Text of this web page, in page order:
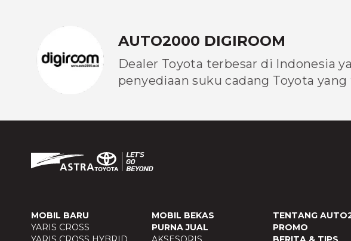
AUTO2000 DIGIROOM
Dealer Toyota terbesar di Indonesia
penyediaan suku cadang Toyota
MOBIL BARU
YARIS CROSS
MOBIL BEKAS
PURNA JUAL
TENTANG
PROMO